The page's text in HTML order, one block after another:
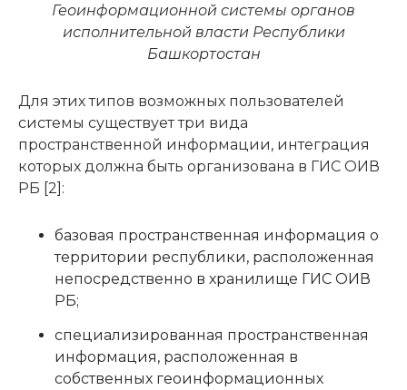
Геоинформационной системы органов
исполнительной власти Республики
Башкортостан
Для этих типов возможных пользователей
системы существует три вида
пространственной информации, интеграция
которых должна быть организована в ГИС ОИВ
РБ [2]:
базовая пространственная информация о
территории республики, расположенная
непосредственно в хранилище ГИС ОИВ
РБ;
специализированная пространственная
информация, расположенная в
собственных геоинформационных